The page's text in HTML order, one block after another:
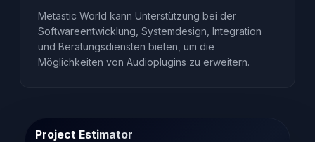
Metastic World kann Unterstützung bei der
Softwareentwicklung, Systemdesign, Integration
und Beratungsdiensten bieten, um die
Möglichkeiten von Audioplugins zu erweitern.
Project Estimator